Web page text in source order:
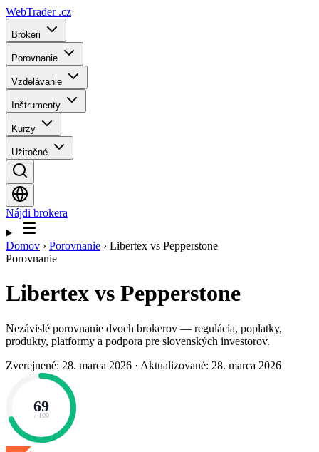
WebTrader .cz
Brokeri
Porovnanie
Vzdelávanie
Inštrumenty
Kurzy
Užitočné
Nájdi brokera
Domov › Porovnanie › Libertex vs Pepperstone
Porovnanie
Libertex vs Pepperstone
Nezávislé porovnanie dvoch brokerov — regulácia, poplatky,
produkty, platformy a podpora pre slovenských investorov.
Zverejnené: 28. marca 2026 · Aktualizované: 28. marca 2026
69
/ 100